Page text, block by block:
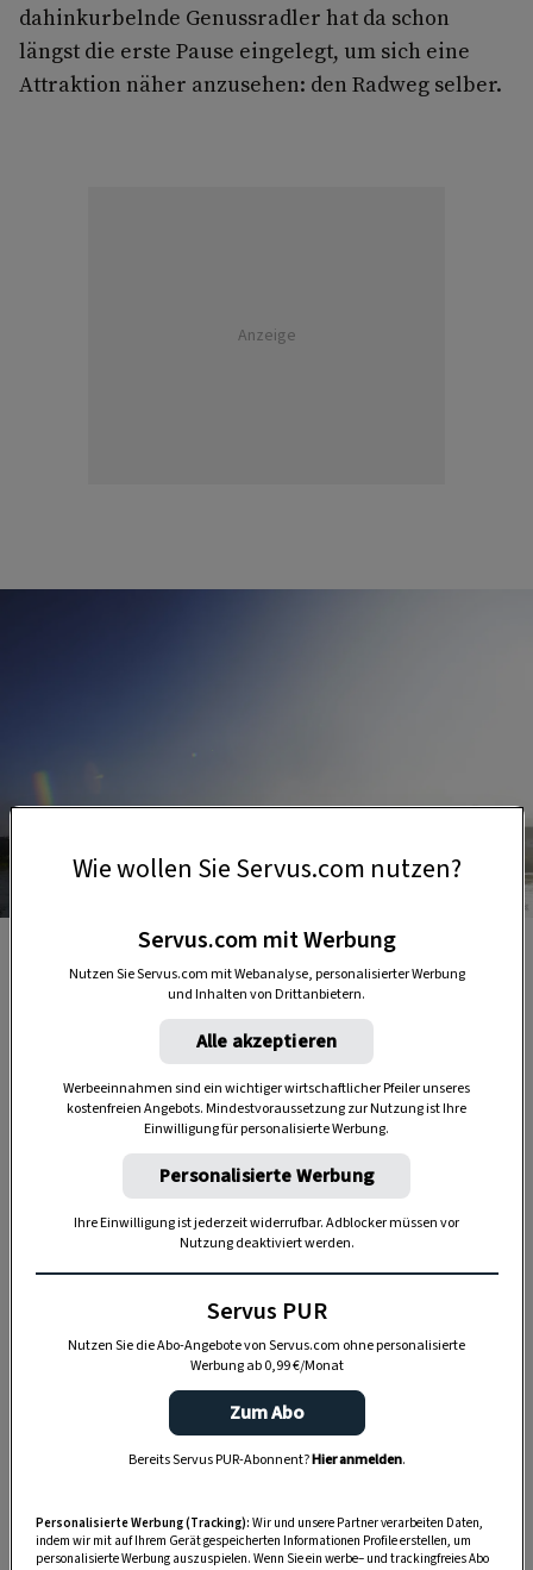
dahinkurbelnde Genussradler hat da schon
längst die erste Pause eingelegt, um sich eine
Attraktion näher anzusehen: den Radweg selber.
Anzeige
Foto: Philipp Horak
Mit dem Fahrrad unterwegs in Passau, entlang der
Donau.
Der Treppelweg, auf dem heute der
Donauradweg verläuft, war einst eine wichtige
Verkehrsroute. Bevor er den Radfahrern gehörte,
waren hier Pferde unterwegs. Jeweils 60 von
ihnen zogen zu Kaisers Zeiten eine 42 Meter
lange Kelheimer Zille – so hießen die
ortstypischen Lastboote. Flussaufwärts
schleppten die Pferde mühsam die mit Wein und
Korn gefüllten Zillen ins Land, flussabwärts ging
es mit Karacho nach Wien, mit Salz, Brennholz
Wie wollen Sie Servus.com nutzen?
Servus.com mit Werbung
Nutzen Sie Servus.com mit Webanalyse, personalisierter Werbung
und Inhalten von Drittanbietern.
Alle akzeptieren
Werbeeinnahmen sind ein wichtiger wirtschaftlicher Pfeiler unseres
kostenfreien Angebots. Mindestvoraussetzung zur Nutzung ist Ihre
Einwilligung für personalisierte Werbung.
Personalisierte Werbung
Ihre Einwilligung ist jederzeit widerrufbar. Adblocker müssen vor
Nutzung deaktiviert werden.
Servus PUR
Nutzen Sie die Abo-Angebote von Servus.com ohne personalisierte
Werbung ab 0,99 €/Monat
Zum Abo
Bereits Servus PUR-Abonnent?Hier anmelden.
Personalisierte Werbung (Tracking): Wir und unsere Partner verarbeiten Daten,
indem wir mit auf Ihrem Gerät gespeicherten Informationen Profile erstellen, um
personalisierte Werbung auszuspielen. Wenn Sie ein werbe– und trackingfreies Abo